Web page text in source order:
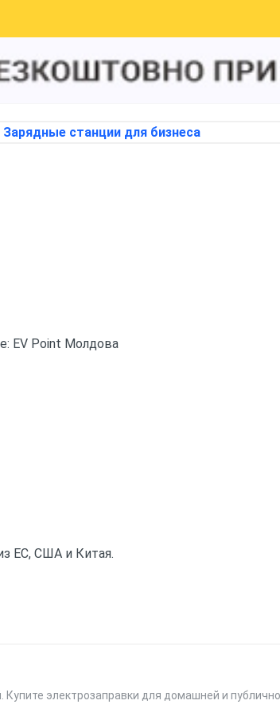
Зарядные станции для бизнеса
EV Point Молдова
ЕС, США и Китая.
электрозаправки для домашней и